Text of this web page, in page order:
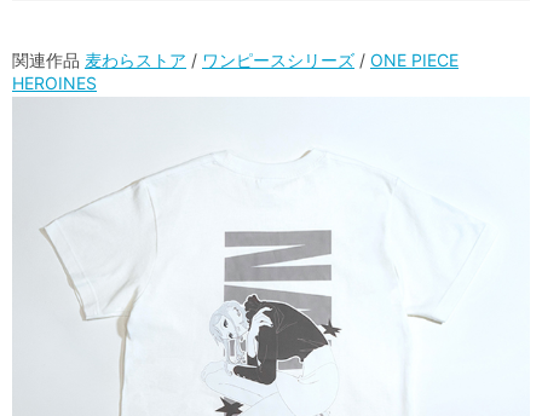
関連作品 麦わらストア / ワンピースシリーズ / ONE PIECE
HEROINES